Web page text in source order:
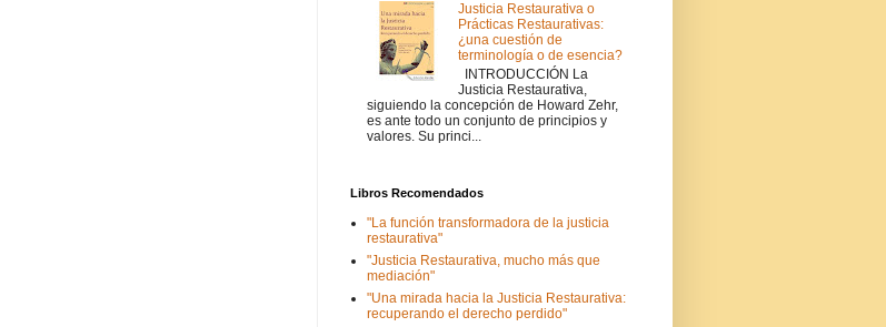
Justicia Restaurativa o
Prácticas Restaurativas:
¿una cuestión de
terminología o de esencia?
INTRODUCCIÓN La
Justicia Restaurativa,
siguiendo la concepción de Howard Zehr,
es ante todo un conjunto de principios y
valores. Su princi...
Libros Recomendados
"La función transformadora de la justicia
restaurativa"
"Justicia Restaurativa, mucho más que
mediación"
"Una mirada hacia la Justicia Restaurativa:
recuperando el derecho perdido"